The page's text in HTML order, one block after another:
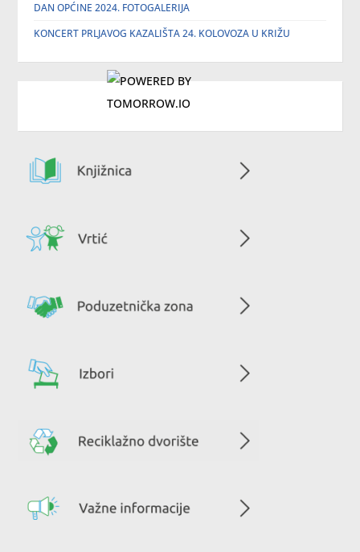
DAN OPĆINE 2024. FOTOGALERIJA
KONCERT PRLJAVOG KAZALIŠTA 24. KOLOVOZA U KRIŽU